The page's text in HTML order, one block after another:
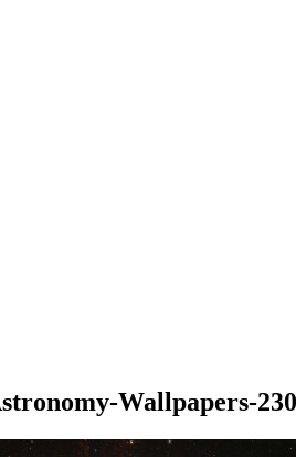
Wallpapers-230